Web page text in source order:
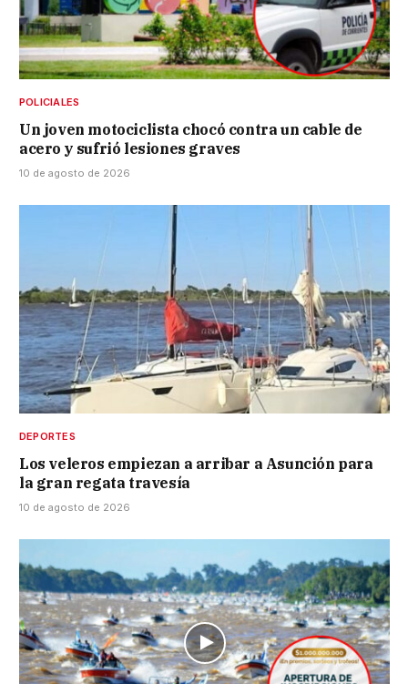
POLICIALES
Un joven motociclista chocó contra un cable de
acero y sufrió lesiones graves
10 de agosto de 2026
DEPORTES
Los veleros empiezan a arribar a Asunción para
la gran regata travesía
10 de agosto de 2026